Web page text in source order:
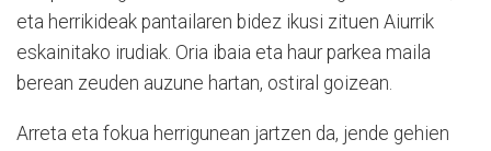
eta herrikideak pantailaren bidez ikusi zituen Aiurrik
eskainitako irudiak. Oria ibaia eta haur parkea maila
berean zeuden auzune hartan, ostiral goizean.
Arreta eta fokua herrigunean jartzen da, jende gehien